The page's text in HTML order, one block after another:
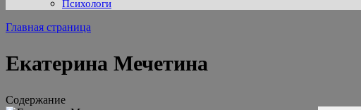
Психологи
Главная страница
Екатерина Мечетина
Содержание